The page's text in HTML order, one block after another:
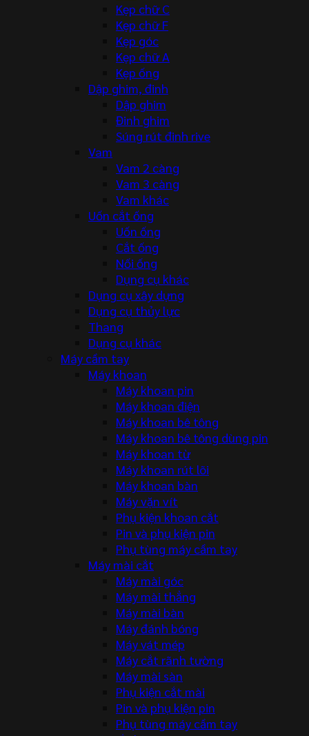
Kẹp chữ C
Kẹp chữ F
Kẹp góc
Kẹp chữ A
Kẹp ống
Dập ghim, đinh
Dập ghim
Đinh ghim
Súng rút đinh rive
Vam
Vam 2 càng
Vam 3 càng
Vam khác
Uốn cắt ống
Uốn ống
Cắt ống
Nối ống
Dụng cụ khác
Dụng cụ xây dựng
Dụng cụ thủy lực
Thang
Dụng cụ khác
Máy cầm tay
Máy khoan
Máy khoan pin
Máy khoan điện
Máy khoan bê tông
Máy khoan bê tông dùng pin
Máy khoan từ
Máy khoan rút lõi
Máy khoan bàn
Máy vặn vít
Phụ kiện khoan cắt
Pin và phụ kiện pin
Phụ tùng máy cầm tay
Máy mài cắt
Máy mài góc
Máy mài thẳng
Máy mài bàn
Máy đánh bóng
Máy vát mép
Máy cắt rãnh tường
Máy mài sàn
Phụ kiện cắt mài
Pin và phụ kiện pin
Phụ tùng máy cầm tay